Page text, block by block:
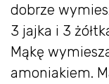
dobrze
3 jajka i 3
Mąkę
amoniakiem.